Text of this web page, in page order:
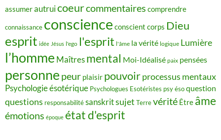
assumerautruicoeurcommentaires comprendre
connaissance conscience conscient corps Dieu
esprit idée Jésus l'ego l'esprit l'âme la vérité logique Lumière
l’homme Maîtres mental Moi-Idéalisé paix pensées
personne peur plaisir pouvoirprocessus mentaux
Psychologie ésotérique Psychologues Esotéristes psy ésoquestion
questions responsabilitésanskritsujet Terrevérité Être âme
émotions époque état d'esprit